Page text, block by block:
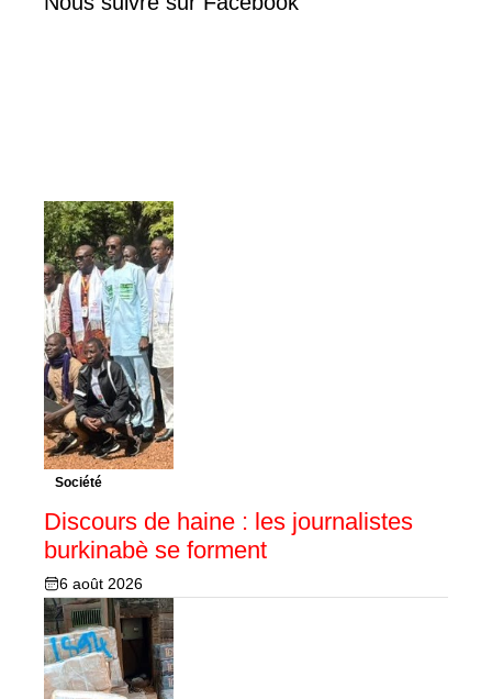
Société
Discours de haine : les journalistes
burkinabè se forment
6 août 2026